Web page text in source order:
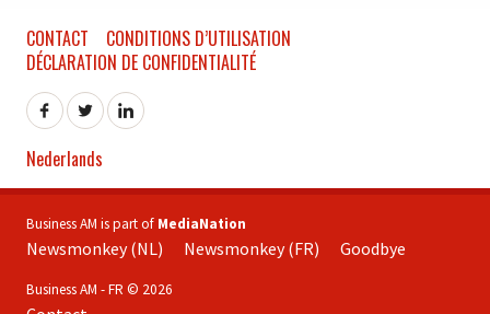
CONTACT
CONDITIONS D’UTILISATION
DÉCLARATION DE CONFIDENTIALITÉ
Nederlands
Business AM is part of MediaNation
Newsmonkey (NL) Newsmonkey (FR) Goodbye
Business AM - FR © 2026